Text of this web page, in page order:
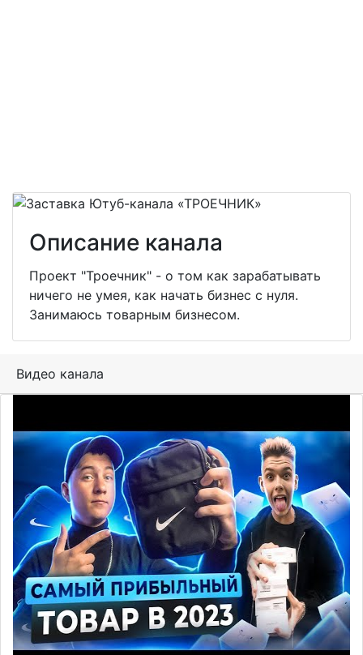
Описание канала
Проект "Троечник" - о том как зарабатывать
ничего не умея, как начать бизнес с нуля.
Занимаюсь товарным бизнесом.
Видео канала